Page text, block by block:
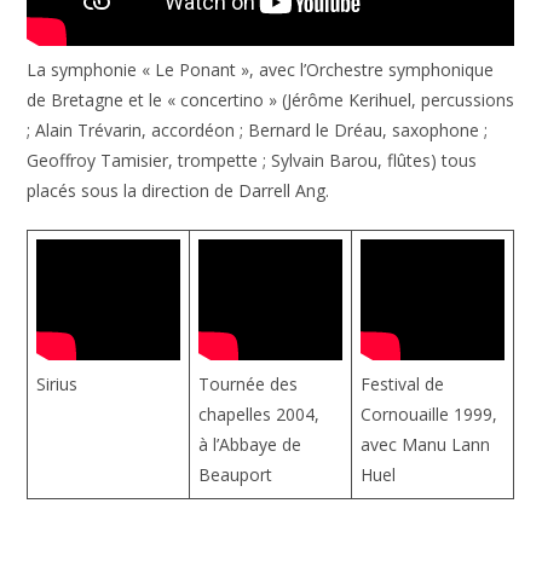
La symphonie « Le Ponant », avec l’Orchestre symphonique
de Bretagne et le « concertino » (Jérôme Kerihuel, percussions
; Alain Trévarin, accordéon ; Bernard le Dréau, saxophone ;
Geoffroy Tamisier, trompette ; Sylvain Barou, flûtes) tous
placés sous la direction de Darrell Ang.
Sirius
Tournée des
chapelles 2004,
à l’Abbaye de
Beauport
Festival de
Cornouaille 1999,
avec Manu Lann
Huel